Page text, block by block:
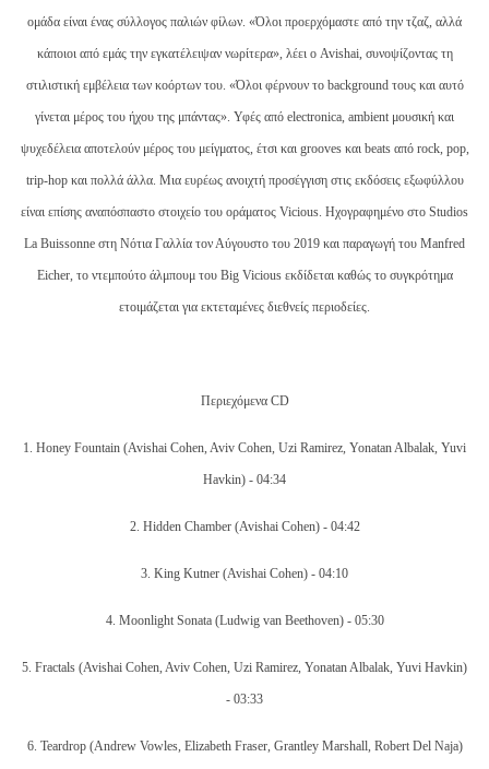
ομάδα είναι ένας σύλλογος παλιών φίλων. «Όλοι προερχόμαστε από την τζαζ, αλλά
κάποιοι από εμάς την εγκατέλειψαν νωρίτερα», λέει ο Avishai, συνοψίζοντας τη
στιλιστική εμβέλεια των κοόρτων του. «Όλοι φέρνουν το background τους και αυτό
γίνεται μέρος του ήχου της μπάντας». Υφές από electronica, ambient μουσική και
ψυχεδέλεια αποτελούν μέρος του μείγματος, έτσι και grooves και beats από rock, pop,
trip-hop και πολλά άλλα. Μια ευρέως ανοιχτή προσέγγιση στις εκδόσεις εξωφύλλου
είναι επίσης αναπόσπαστο στοιχείο του οράματος Vicious. Ηχογραφημένο στο Studios
La Buissonne στη Νότια Γαλλία τον Αύγουστο του 2019 και παραγωγή του Manfred
Eicher, το ντεμπούτο άλμπουμ του Big Vicious εκδίδεται καθώς το συγκρότημα
ετοιμάζεται για εκτεταμένες διεθνείς περιοδείες.
Περιεχόμενα CD
1. Honey Fountain (Avishai Cohen, Aviv Cohen, Uzi Ramirez, Yonatan Albalak, Yuvi
Havkin) - 04:34
2. Hidden Chamber (Avishai Cohen) - 04:42
3. King Kutner (Avishai Cohen) - 04:10
4. Moonlight Sonata (Ludwig van Beethoven) - 05:30
5. Fractals (Avishai Cohen, Aviv Cohen, Uzi Ramirez, Yonatan Albalak, Yuvi Havkin)
- 03:33
6. Teardrop (Andrew Vowles, Elizabeth Fraser, Grantley Marshall, Robert Del Naja)